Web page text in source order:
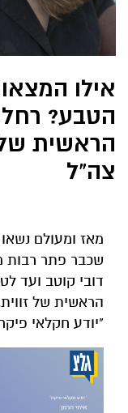
אילו
הטבע?
הראשית של
צה"ל
מאז ומעולם
שכבר פתר רבות
דובי קוטב ועד
הראשית של
"יודע חקלאי